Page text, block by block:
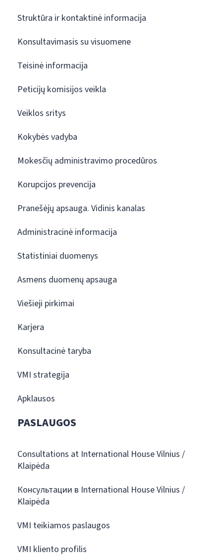
Struktūra ir kontaktinė informacija
Konsultavimasis su visuomene
Teisinė informacija
Peticijų komisijos veikla
Veiklos sritys
Kokybės vadyba
Mokesčių administravimo procedūros
Korupcijos prevencija
Pranešėjų apsauga. Vidinis kanalas
Administracinė informacija
Statistiniai duomenys
Asmens duomenų apsauga
Viešieji pirkimai
Karjera
Konsultacinė taryba
VMI strategija
Apklausos
PASLAUGOS
Consultations at International House Vilnius /
Klaipėda
Консультации в International House Vilnius /
Klaipėda
VMI teikiamos paslaugos
VMI kliento profilis